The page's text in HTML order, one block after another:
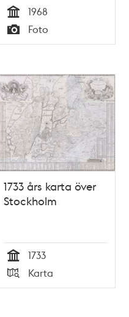
Tid
1968
Typ
Foto
1733 års karta över
Stockholm
Tid
1733
Typ
Karta